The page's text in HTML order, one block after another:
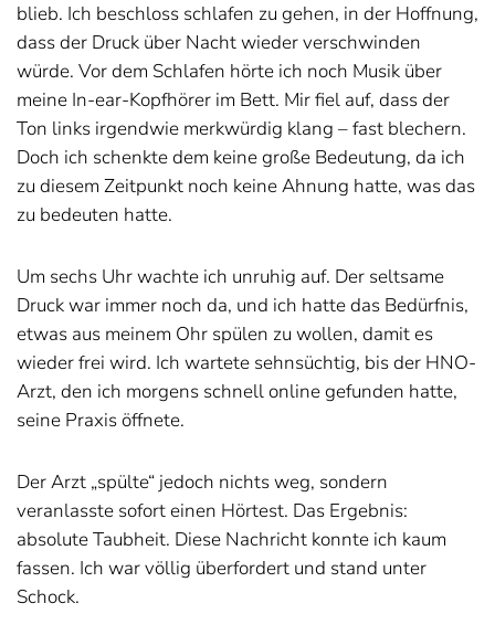
blieb. Ich beschloss schlafen zu gehen, in der Hoffnung,
dass der Druck über Nacht wieder verschwinden
würde. Vor dem Schlafen hörte ich noch Musik über
meine In-ear-Kopfhörer im Bett. Mir fiel auf, dass der
Ton links irgendwie merkwürdig klang – fast blechern.
Doch ich schenkte dem keine große Bedeutung, da ich
zu diesem Zeitpunkt noch keine Ahnung hatte, was das
zu bedeuten hatte.
Um sechs Uhr wachte ich unruhig auf. Der seltsame
Druck war immer noch da, und ich hatte das Bedürfnis,
etwas aus meinem Ohr spülen zu wollen, damit es
wieder frei wird. Ich wartete sehnsüchtig, bis der HNO-
Arzt, den ich morgens schnell online gefunden hatte,
seine Praxis öffnete.
Der Arzt „spülte“ jedoch nichts weg, sondern
veranlasste sofort einen Hörtest. Das Ergebnis:
absolute Taubheit. Diese Nachricht konnte ich kaum
fassen. Ich war völlig überfordert und stand unter
Schock.